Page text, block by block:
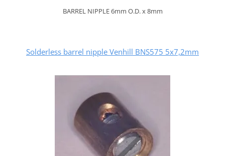
BARREL NIPPLE 6mm O.D. x 8mm
Solderless barrel nipple Venhill BNS575 5x7,2mm